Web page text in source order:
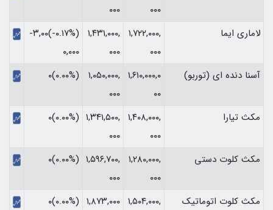
۰۰۰
۰۰۰
لاماری ایما
۱,۷۲۲,۰۰۰,
۰۰۰
۱,۴۳۱,۰۰۰,
۰۰۰
(‎-۰.۱۷%‏)‎-۳,۰۰
۰,۰۰۰‏
آسنا دنده ای (توربو)
۱,۶۱۰,۰۰۰,۰
۰۰
۱,۰۵۰,۰۰۰,
۰۰۰
(۰.۰۰%)۰
مکث تیارا
۱,۴۰۸,۰۰۰,
۰۰۰
۱,۳۴۱,۵۰۰,
۰۰۰
(۰.۰۰%)۰
مکث کلوت دستی
۱,۲۸۰,۰۰۰,
۰۰۰
۱,۵۹۶,۷۰۰,
۰۰۰
(۰.۰۰%)۰
مکث کلوت اتوماتیک
۱,۵۰۴,۰۰۰, ۱,۸۷۳,۰۰۰ (۰.۰۰%)۰